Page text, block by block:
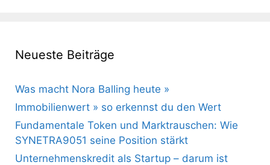
Neueste Beiträge
Was macht Nora Balling heute »
Immobilienwert » so erkennst du den Wert
Fundamentale Token und Marktrauschen: Wie
SYNETRA9051 seine Position stärkt
Unternehmenskredit als Startup – darum ist